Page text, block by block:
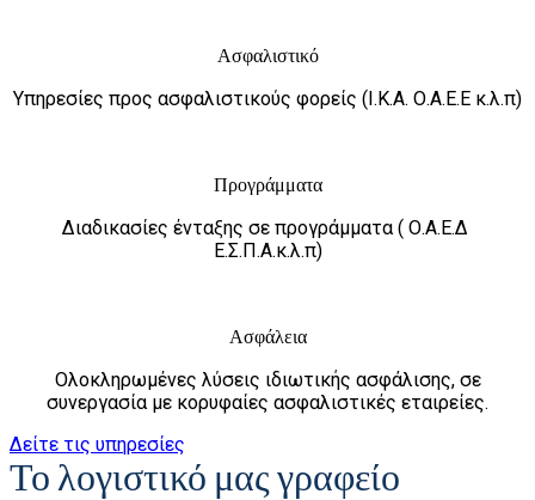
Ασφαλιστικό
Υπηρεσίες προς ασφαλιστικούς φορείς (Ι.Κ.Α. Ο.Α.Ε.Ε κ.λ.π)
Προγράμματα
Διαδικασίες ένταξης σε προγράμματα ( Ο.Α.Ε.Δ
Ε.Σ.Π.Α.κ.λ.π)
Ασφάλεια
Ολοκληρωμένες λύσεις ιδιωτικής ασφάλισης, σε
συνεργασία με κορυφαίες ασφαλιστικές εταιρείες.
Δείτε τις υπηρεσίες
Το λογιστικό μας γραφείο